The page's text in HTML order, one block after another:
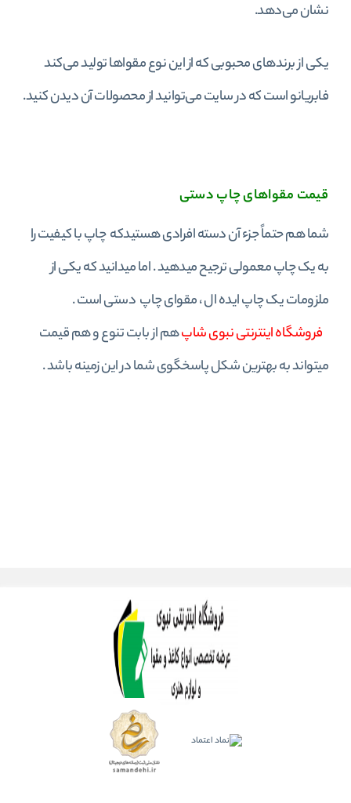
نشان می‌دهد.
یکی از برندهای محبوبی که از این نوع مقواها تولید می‌کند
فابریانو است که در سایت می‌توانید از محصولات آن دیدن کنید.
قیمت مقواهای چاپ دستی
شما هم حتماً جزء آن دسته افرادی هستیدکه چاپ با کیفیت را
به یک چاپ معمولی ترجیح میدهید . اما میدانید که یکی از
ملزومات یک چاپ ایده ال ، مقوای چاپ دستی است .
فروشگاه اینترنتی نبوی شاپهم از بابت تنوع و هم قیمت
میتواند به بهترین شکل پاسخگوی شما در این زمینه باشد .